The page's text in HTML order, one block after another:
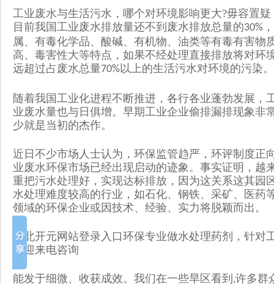
工业废水与生活污水，哪个对环境影响更大?毋容置
目前我国工业废水排放量还不到废水排放总量的30%
属、有毒化学品、酸碱、有机物、油类等有毒有害物
高、毒害性大等特点，如果不经处理直接排放将对环
远超过占废水总量70%以上的生活污水对环境的污染。
随着我国工业化进程不断推进，各行各业蓬勃发展，
业废水量也与日俱增。早期工业企业偷排漏排现象非
少就是当初的杰作。
近日不少市场人士认为，环保监管趋严，环评制度正
业废水环保市场已经出现启动的迹象。事实证明，越
重把污水处理好，实现达标排放，因为这关系这其园
水处理难度较高的行业，如石化、钢铁、采矿、医药
领域的环保企业或因技术、经验、实力将脱颖而出。
湖北开元网站登录入口环保专业做水处理药剂，针对
欢迎来电咨询
能发于细微、收获成效。我们在一些旱区看到 ,许多群